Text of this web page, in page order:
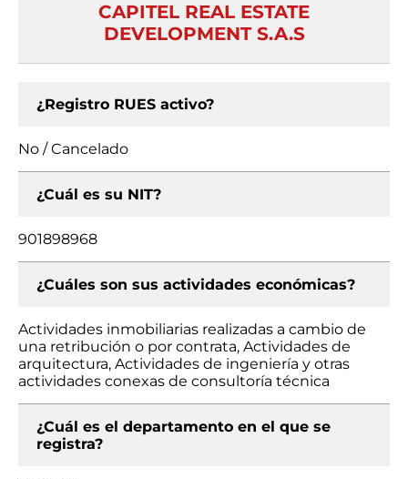
CAPITEL REAL ESTATE
DEVELOPMENT S.A.S
¿Registro RUES activo?
No / Cancelado
¿Cuál es su NIT?
901898968
¿Cuáles son sus actividades económicas?
Actividades inmobiliarias realizadas a cambio de
una retribución o por contrata, Actividades de
arquitectura, Actividades de ingeniería y otras
actividades conexas de consultoría técnica
¿Cuál es el departamento en el que se
registra?